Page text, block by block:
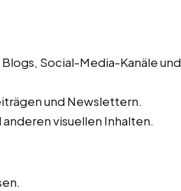
Social-Media-Kanäle und
und Newslettern.
visuellen Inhalten.